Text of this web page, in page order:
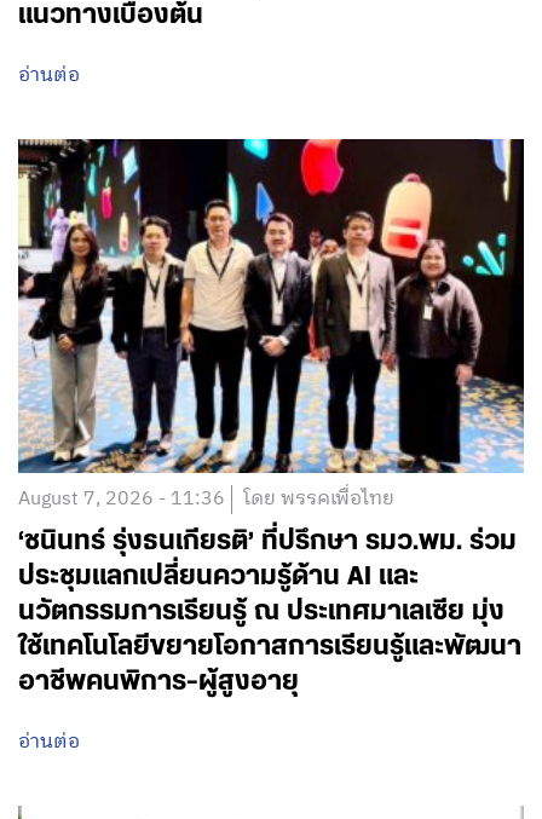
แนวทางเบื้องต้น
อ่านต่อ
August 7, 2026 - 11:36 โดย พรรคเพื่อไทย
‘ชนินทร์ รุ่งธนเกียรติ’ ที่ปรึกษา รมว.พม. ร่วม
ประชุมแลกเปลี่ยนความรู้ด้าน AI และ
นวัตกรรมการเรียนรู้ ณ ประเทศมาเลเซีย มุ่ง
ใช้เทคโนโลยีขยายโอกาสการเรียนรู้และพัฒนา
อาชีพคนพิการ-ผู้สูงอายุ
อ่านต่อ